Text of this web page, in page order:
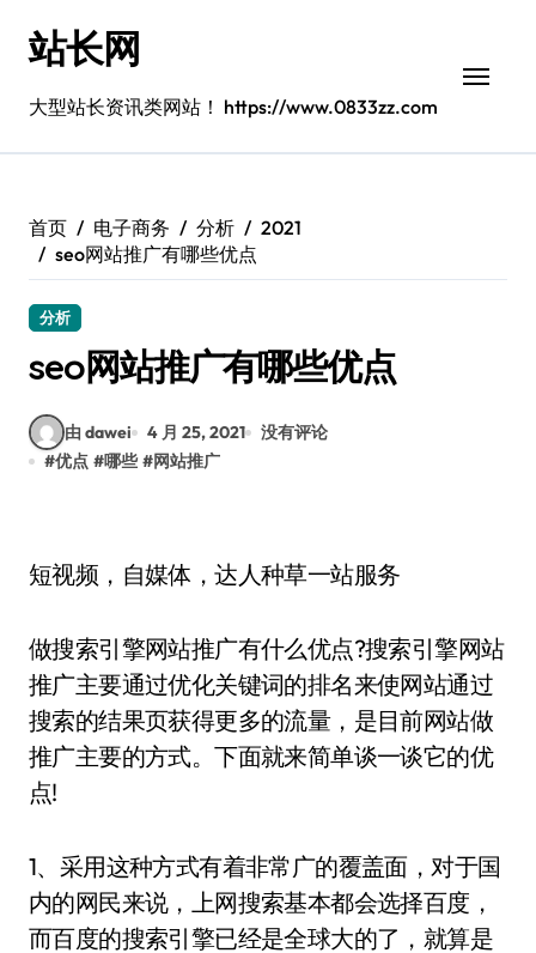
站长网
大型站长资讯类网站！ https://www.0833zz.com
首页 电子商务 分析
2021
seo网站推广有哪些优点
分析
seo网站推广有哪些优点
由 dawei 4 月 25, 2021
没有评论
#优点 #哪些 #网站推广
短视频，自媒体，达人种草一站服务
做搜索引擎网站推广有什么优点?搜索引擎网站
推广主要通过优化关键词的排名来使网站通过
搜索的结果页获得更多的流量，是目前网站做
推广主要的方式。下面就来简单谈一谈它的优
点!
1、采用这种方式有着非常广的覆盖面，对于国
内的网民来说，上网搜索基本都会选择百度，
而百度的搜索引擎已经是全球大的了，就算是